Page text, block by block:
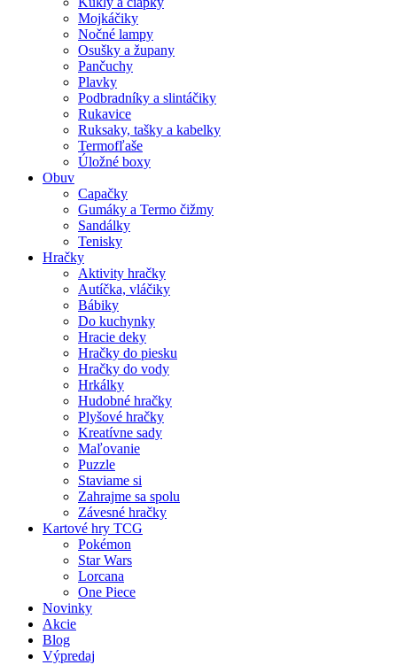
Mojkáčiky
Nočné lampy
Osušky a župany
Pančuchy
Plavky
Podbradníky a slintáčiky
Rukavice
Ruksaky, tašky a kabelky
Termofľaše
Úložné boxy
Obuv
Capačky
Gumáky a Termo čižmy
Sandálky
Tenisky
Hračky
Aktivity hračky
Autíčka, vláčiky
Bábiky
Do kuchynky
Hracie deky
Hračky do piesku
Hračky do vody
Hrkálky
Hudobné hračky
Plyšové hračky
Kreatívne sady
Maľovanie
Puzzle
Staviame si
Zahrajme sa spolu
Závesné hračky
Kartové hry TCG
Pokémon
Star Wars
Lorcana
One Piece
Novinky
Akcie
Blog
Výpredaj